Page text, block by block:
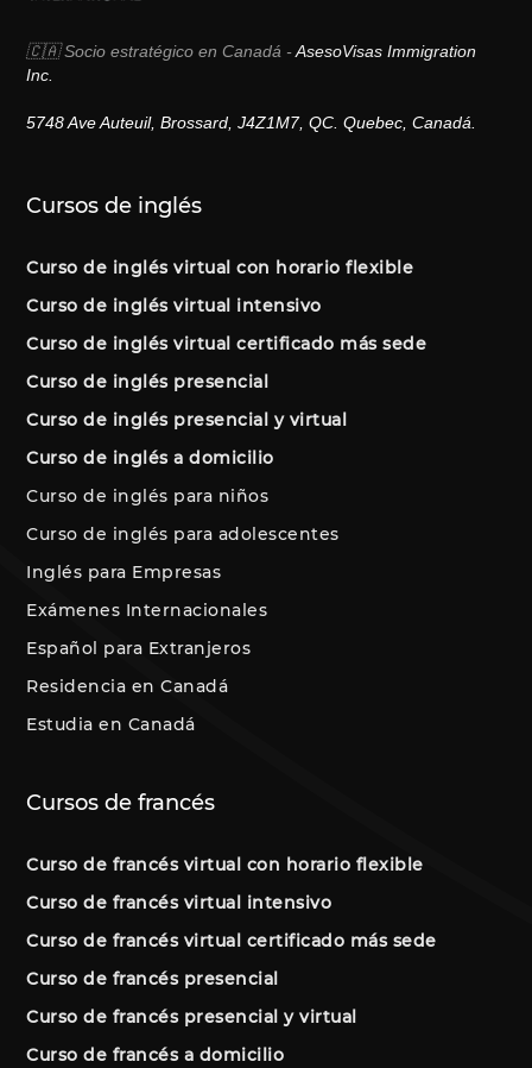
🇨🇦 Socio estratégico en Canadá -AsesoVisas Immigration
Inc.
5748 Ave Auteuil, Brossard, J4Z1M7, QC. Quebec, Canadá.
Cursos de inglés
Curso de inglés virtual con horario flexible
Curso de inglés virtual intensivo
Curso de inglés virtual certificado más sede
Curso de inglés presencial
Curso de inglés presencial y virtual
Curso de inglés a domicilio
Curso de inglés para niños
Curso de inglés para adolescentes
Inglés para Empresas
Exámenes Internacionales
Español para Extranjeros
Residencia en Canadá
Estudia en Canadá
Cursos de francés
Curso de francés virtual con horario flexible
Curso de francés virtual intensivo
Curso de francés virtual certificado más sede
Curso de francés presencial
Curso de francés presencial y virtual
Curso de francés a domicilio